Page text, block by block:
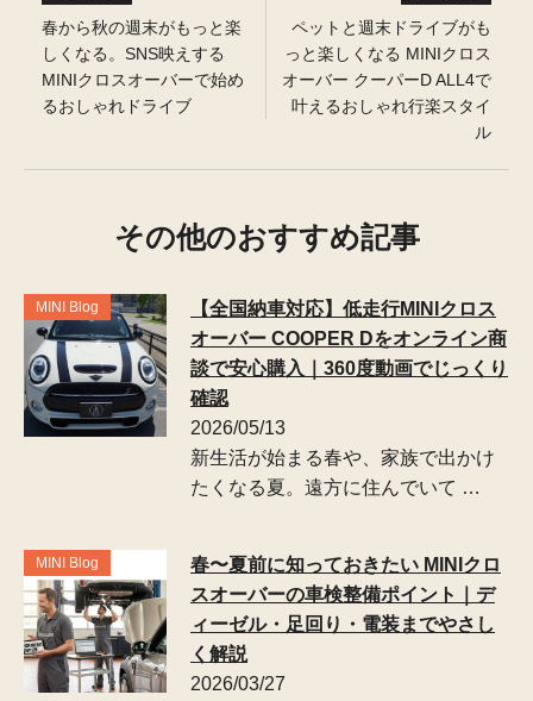
春から秋の週末がもっと楽
しくなる。SNS映えする
MINIクロスオーバーで始め
るおしゃれドライブ
ペットと週末ドライブがも
っと楽しくなる MINIクロス
オーバー クーパーD ALL4で
叶えるおしゃれ行楽スタイ
ル
その他のおすすめ記事
MINI Blog
【全国納車対応】低走行MINIクロス
オーバー COOPER Dをオンライン商
談で安心購入｜360度動画でじっくり
確認
2026/05/13
新生活が始まる春や、家族で出かけ
たくなる夏。遠方に住んでいて …
MINI Blog
春〜夏前に知っておきたい MINIクロ
スオーバーの車検整備ポイント｜デ
ィーゼル・足回り・電装までやさし
く解説
2026/03/27